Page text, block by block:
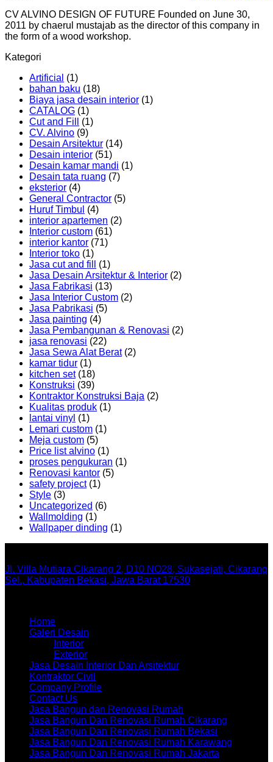
CV ALVINO DESIGN OF FUTURE Founded on June 30,
2011 by chaerul mustajab as the director of this company in
the form of a wood workshop.
Kategori
Artificial (1)
bahan baku (18)
Biaya jasa desain interior (1)
CATALOG (1)
Cut and Fill
(1)
CV. Alvino (9)
Desain Arsitektur (14)
Desain interior (51)
Desain kamar mandi (1)
Desain tata ruang (7)
eksterior (4)
General Contractor (5)
Huruf Timbul (4)
interior apartemen (2)
Interior custom (61)
interior kantor (71)
Interior toko (1)
Jasa cut and fill
(1)
Jasa Desain Arsitektur & Interior (2)
Jasa Fabrikasi (13)
Jasa Interior Custom (2)
Jasa Pabrikasi (5)
Jasa painting (4)
Jasa Pembangunan & Renovasi (2)
jasa renovasi (22)
Jasa Sewa Alat Berat(2)
kamar tidur (1)
kitchen set(18)
Konstruksi (39)
Kontraktor Konstruksi Baja (2)
Kualitas produk (1)
lantai vinyl (1)
Lemari custom (1)
Meja custom (5)
Price list alvino (1)
proses pengukuran (1)
Renovasi kantor (5)
safety project(1)
Style (3)
Uncategorized (6)
Wallmolding (1)
Wallpaper dinding (1)
Jl. Villa Mutiara Cikarang 2, D10 NO28, Sukasejati, Cikarang
Sel., Kabupaten Bekasi, Jawa Barat 17530
Home
Galeri Desain
Interior
Exterior
Jasa Desain Interior Dan Arsitektur
Kontraktor Civil
Company Profile
Contact Us
Jasa Bangun dan Renovasi Rumah
Jasa Bangun Dan Renovasi Rumah Cikarang
Jasa Bangun Dan Renovasi Rumah Bekasi
Jasa Bangun Dan Renovasi Rumah Karawang
Jasa Bangun Dan Renovasi Rumah Jakarta